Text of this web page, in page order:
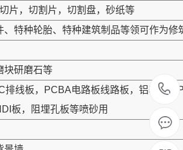
片，切割片，切割盘，砂纸等
、特种轮胎、特种建筑制品等领可作为
块研磨石等
排线板，PCBA电路板线路板，铝基板
板，阻埋孔板等喷砂用